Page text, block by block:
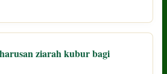
ziarah kubur bagi